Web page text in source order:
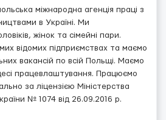
міжнародна агенція праці з
в Україні. Ми
жінок та сімейні пари.
відомих підприємствах та маємо
вакансій по всій Польщі. Маємо
працевлаштування. Працюємо
за ліцензією Міністерства
№ 1074 від 26.09.2016 р.